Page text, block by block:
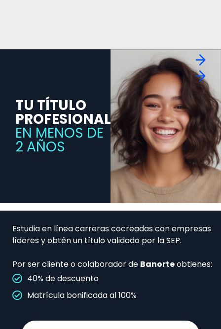
TU TÍTULO
PROFESIONAL
EN MENOS DE
2 AÑOS
Estudia en línea carreras cocreadas con empresas
líderes y obtén un título validado por la SEP.
Por ser cliente o colaborador de Banorteobtienes:
40% de descuento
Matrícula bonificada al 100%